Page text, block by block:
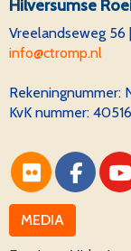
Hilversumse
Vreelandseweg 56
ofni@ctromp.nl
Rekeningnummer:
KvK nummer:
MEDIA